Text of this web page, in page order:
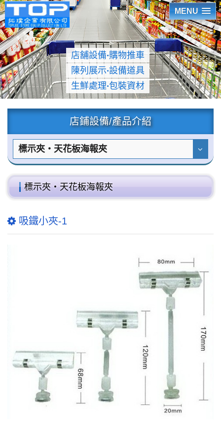
MENU
店舖設備‧購物推車
陳列展示‧設備道具
生鮮處理‧包裝資材
店鋪設備/產品介紹
標示夾‧天花板海報夾
標示夾‧天花板海報夾
吸鐵小夾-1